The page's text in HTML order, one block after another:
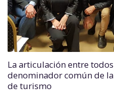
La articulación entre
denominador común de
de turismo